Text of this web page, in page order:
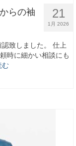
21
1月 2026
らの袖
致しました。 仕上
時に細かい相談にも
む